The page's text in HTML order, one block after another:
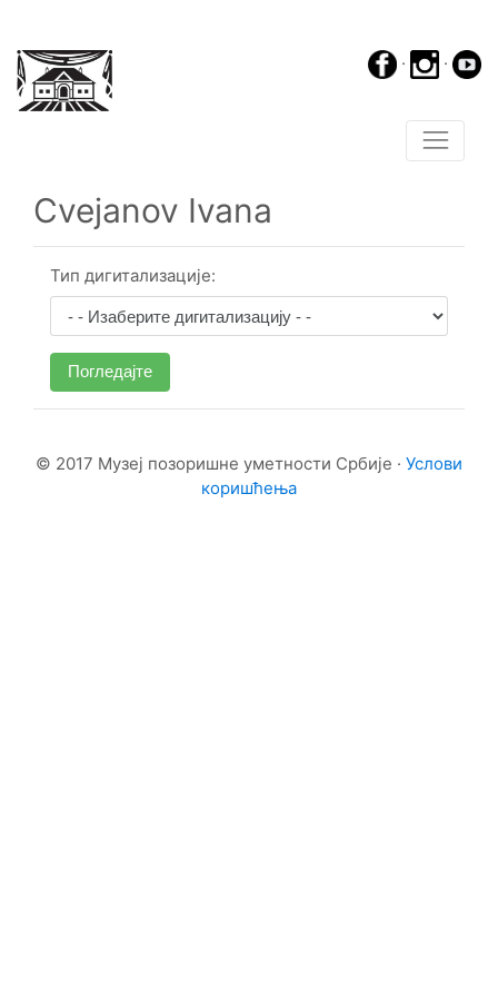
· ·
Cvejanov Ivana
Тип дигитализације:
Погледајте
© 2017 Музеј позоришне уметности Србије · Услови
коришћења